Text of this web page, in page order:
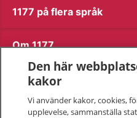
1177 på flera språk
Om 1177
Kontakt
Den här
kakor
Vi använder kakor, cookies,
upplevelse, sammanställa